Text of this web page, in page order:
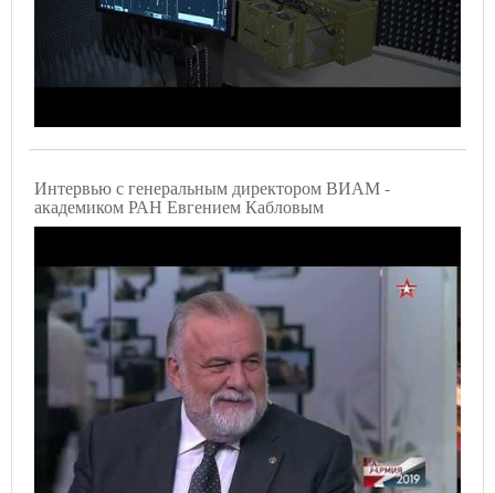
Интервью с генеральным директором ВИАМ -
академиком РАН Евгением Кабловым